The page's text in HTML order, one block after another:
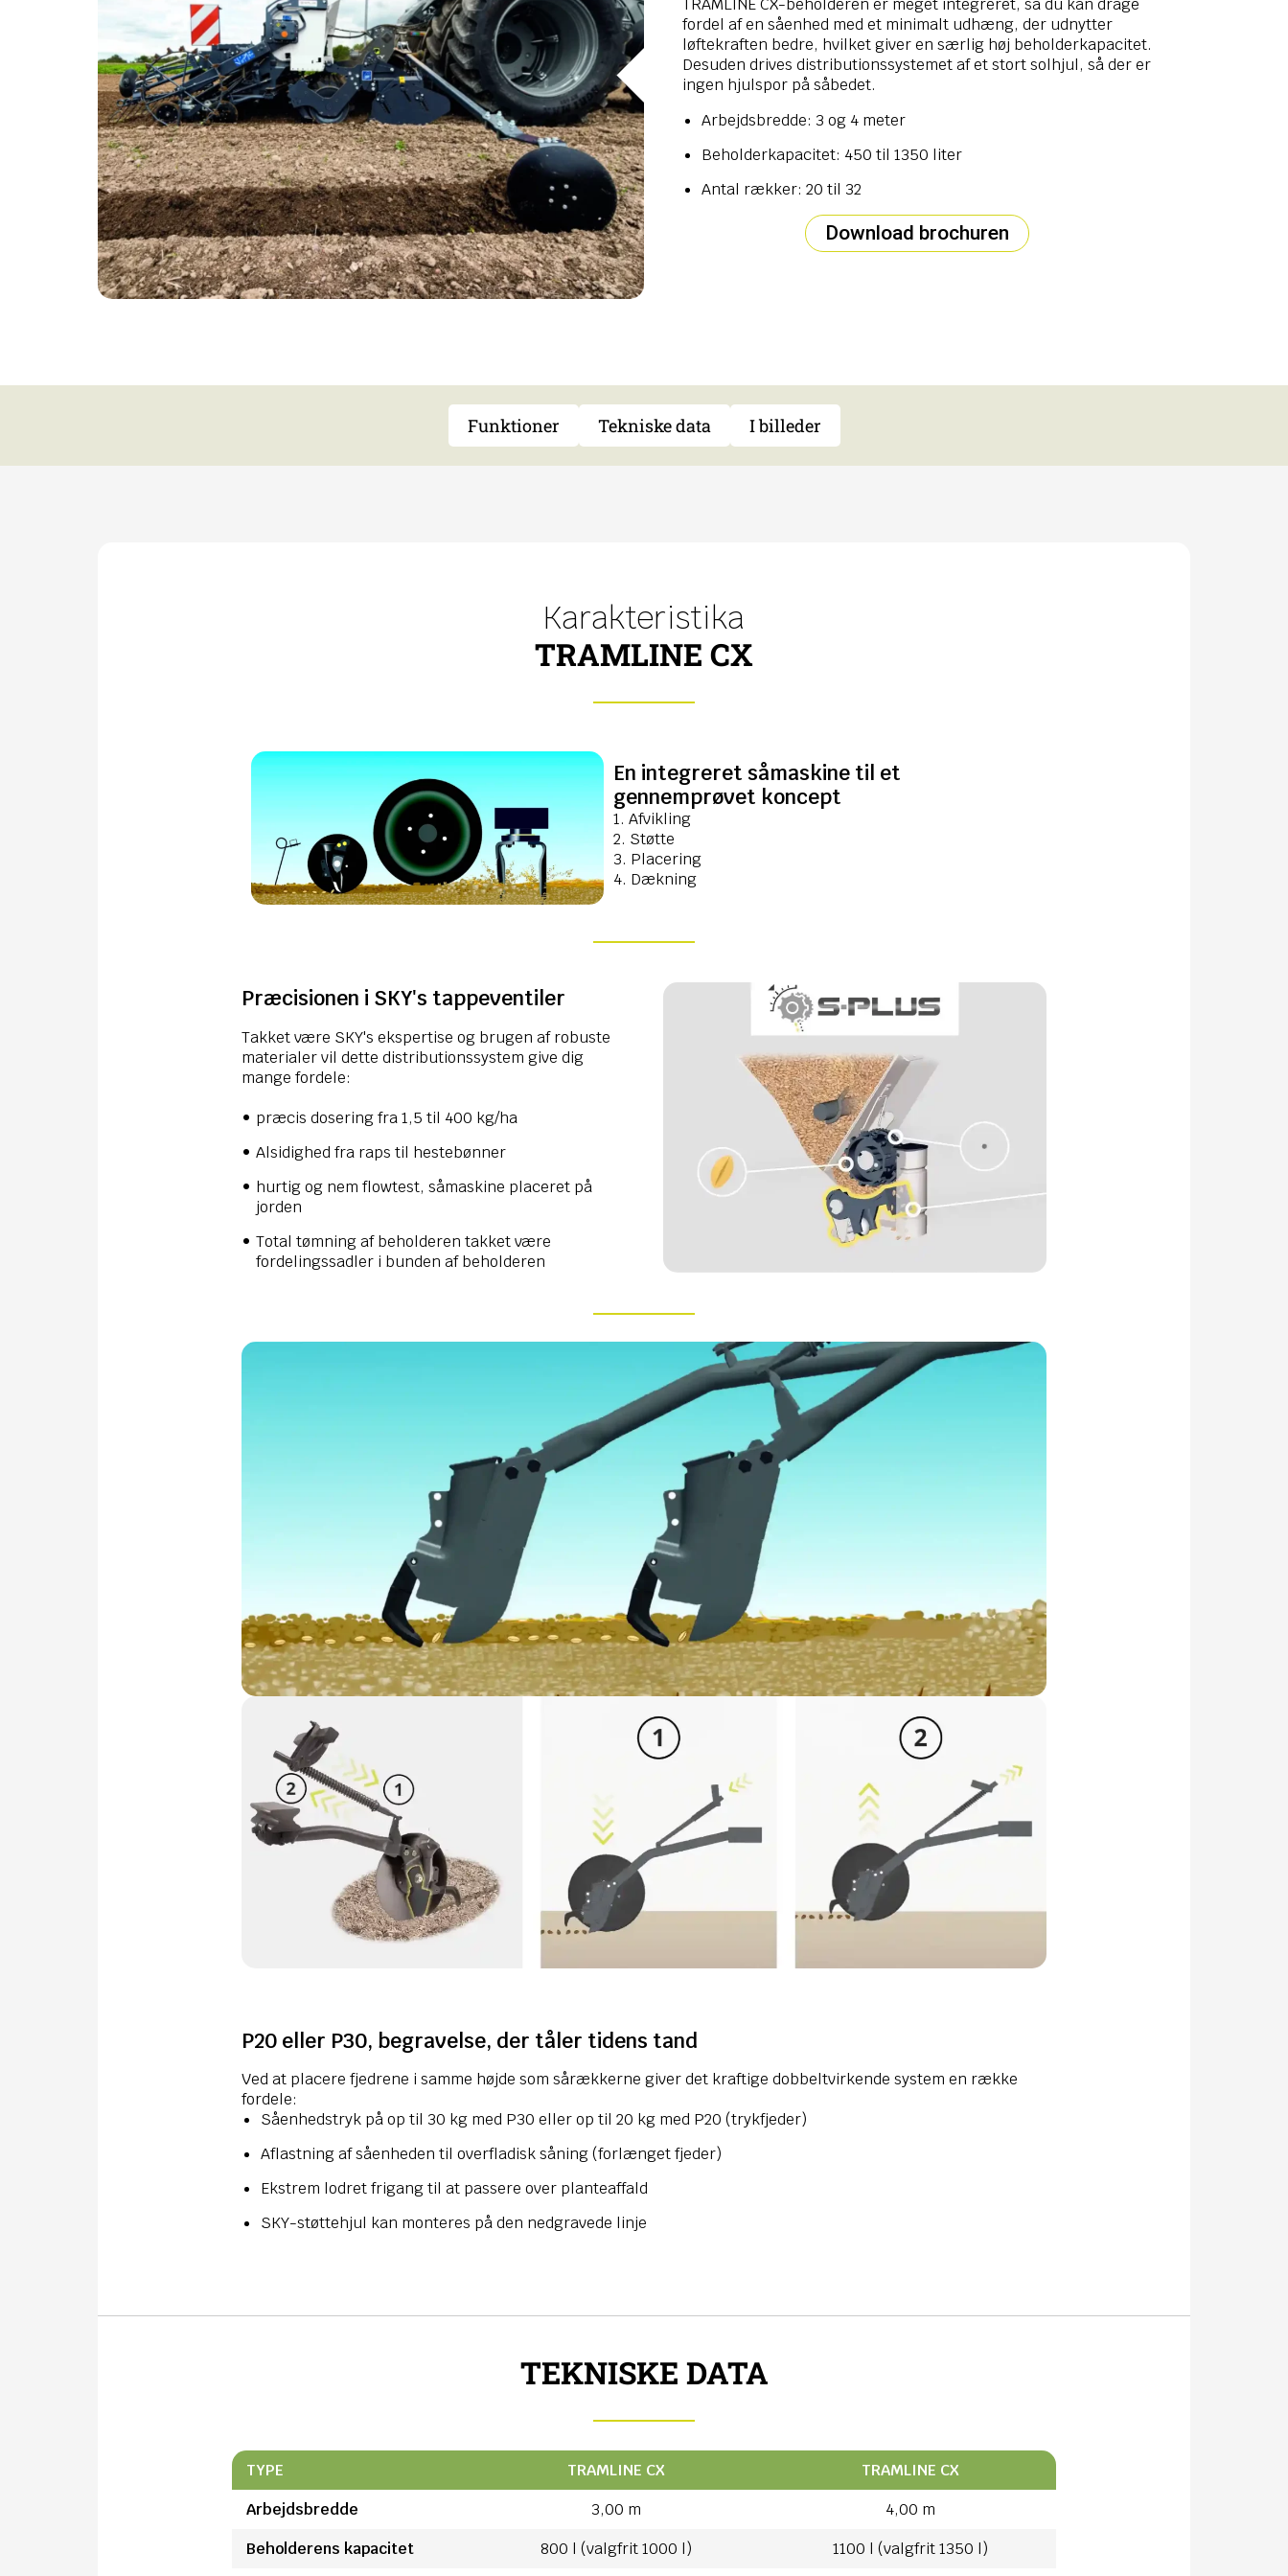
TRAMLINE CX-beholderen er meget integreret, så du kan drage
fordel af en såenhed med et minimalt udhæng, der udnytter
løftekraften bedre, hvilket giver en særlig høj beholderkapacitet.
Desuden drives distributionssystemet af et stort solhjul, så der er
ingen hjulspor på såbedet.
Arbejdsbredde: 3 og 4 meter
Beholderkapacitet: 450 til 1350 liter
Antal rækker: 20 til 32
Download brochuren
Funktioner Tekniske data I billeder
Karakteristika
TRAMLINE CX
En integreret såmaskine til et
gennemprøvet koncept
1. Afvikling
2. Støtte
3. Placering
4. Dækning
Præcisionen i SKY's tappeventiler
Takket være SKY's ekspertise og brugen af robuste
materialer vil dette distributionssystem give dig
mange fordele:
præcis dosering fra 1,5 til 400 kg/ha
Alsidighed fra raps til hestebønner
hurtig og nem flowtest, såmaskine placeret på
jorden
Total tømning af beholderen takket være
fordelingssadler i bunden af beholderen
P20 eller P30, begravelse, der tåler tidens tand
Ved at placere fjedrene i samme højde som sårækkerne giver det kraftige dobbeltvirkende system en række
fordele:
Såenhedstryk på op til 30 kg med P30 eller op til 20 kg med P20 (trykfjeder)
Aflastning af såenheden til overfladisk såning (forlænget fjeder)
Ekstrem lodret frigang til at passere over planteaffald
SKY-støttehjul kan monteres på den nedgravede linje
TEKNISKE DATA
TYPE TRAMLINE CX
TRAMLINE CX
Arbejdsbredde
3,00 m
4,00 m
Beholderens kapacitet
800 l (valgfrit 1000 l) 1100 l (valgfrit 1350 l)